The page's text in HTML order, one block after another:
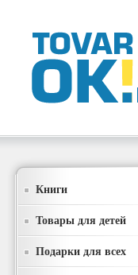
Книги
Товары для детей
Подарки для всех